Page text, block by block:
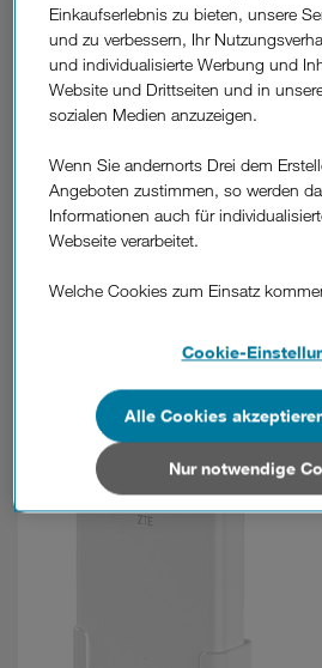
5G Premium WLAN
Einkaufserlebnis zu bieten, unsere
und zu verbessern, Ihr
und individualisierte Werbung und
Website und Drittseiten und in
sozialen Medien anzuzeigen.
Wenn Sie andernorts Drei dem
Angeboten zustimmen, so werden
Informationen auch für
Webseite verarbeitet.
Welche Cookies zum Einsatz
Wenn Sie allen Cookies zustimmen,
von Drittanbietern verarbeitet, die
außerhalb der europäischen Union
verarbeiten. Sie unterliegen keinem
Datenschutzniveau und es stehen
Cookies von Unternehmen in
(z.B. Data Privacy Framework),
Cookie-
Nur notwendige
Alle Cookies